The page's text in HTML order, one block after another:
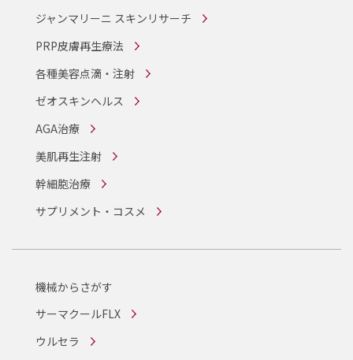
ジャンマリーニ スキンリサーチ
PRP皮膚再生療法
各種美容点滴・注射
ゼオスキンヘルス
AGA治療
美肌再生注射
幹細胞治療
サプリメント・コスメ
機械からさがす
サーマクールFLX
ウルセラ